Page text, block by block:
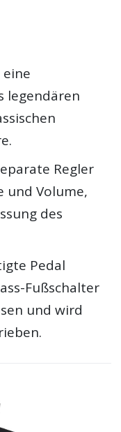
legendären
Regler
und Volume,
des
Pedal
Fußschalter
und wird